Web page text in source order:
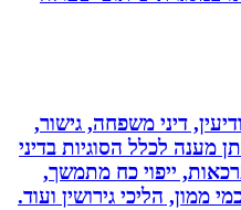
דיני משפחה, גישור,
לכלל הסוגיות בדיני
ייפוי כח מתמשך,
הליכי גירושין ועוד.